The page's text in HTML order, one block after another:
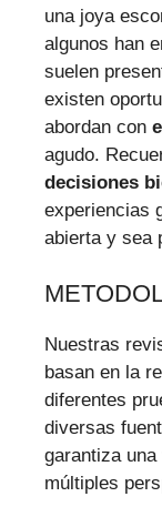
una joya
algunos han
suelen
existen
abordan con
agudo.
decisiones
experiencias
abierta y sea
Nuestras
basan en la
diferentes
diversas
garantiza
múltiples